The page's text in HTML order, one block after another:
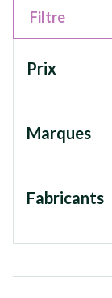
Filtre
Prix
Marques
Fabricants